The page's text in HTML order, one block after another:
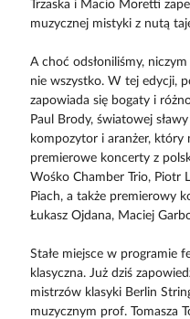
Trzaska i Macio Moretti
muzycznej mistyki z nutą
A choć odsłoniliśmy,
nie wszystko. W tej edycji,
zapowiada się bogaty i
Paul Brody, światowej
kompozytor i aranżer, który
premierowe koncerty z
Wośko Chamber Trio, Piotr
Piach, a także premierowy
Łukasz Ojdana, Maciej
Stałe miejsce w programie
klasyczna. Już dziś
mistrzów klasyki Berlin
muzycznym prof. Tomasza